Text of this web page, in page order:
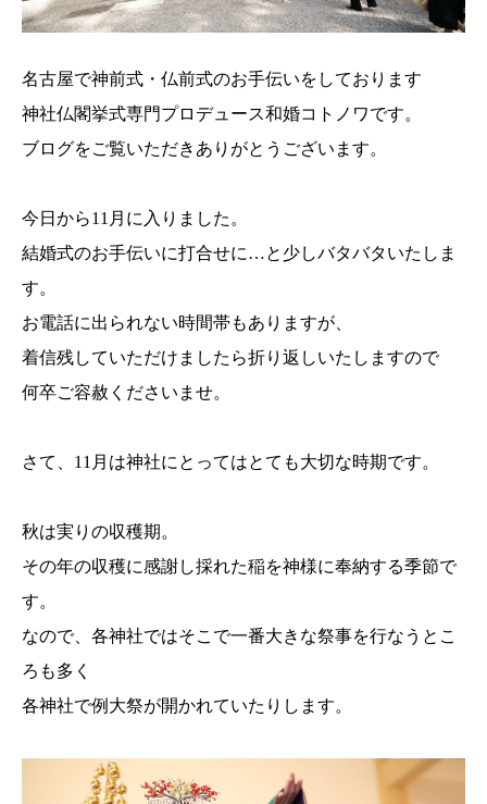
名古屋で神前式・仏前式のお手伝いをしております
神社仏閣挙式専門プロデュース和婚コトノワです。
ブログをご覧いただきありがとうございます。
今日から11月に入りました。
結婚式のお手伝いに打合せに…と少しバタバタいたしま
す。
お電話に出られない時間帯もありますが、
着信残していただけましたら折り返しいたしますので
何卒ご容赦くださいませ。
さて、11月は神社にとってはとても大切な時期です。
秋は実りの収穫期。
その年の収穫に感謝し採れた稲を神様に奉納する季節で
す。
なので、各神社ではそこで一番大きな祭事を行なうとこ
ろも多く
各神社で例大祭が開かれていたりします。